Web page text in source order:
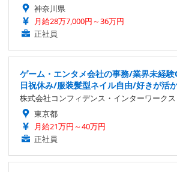
神奈川県
月給28万7,000円～36万円
正社員
ゲーム・エンタメ会社の事務/業界未経
日祝休み/服装髪型ネイル自由/好きが活
株式会社コンフィデンス・インターワークス
東京都
月給21万円～40万円
正社員